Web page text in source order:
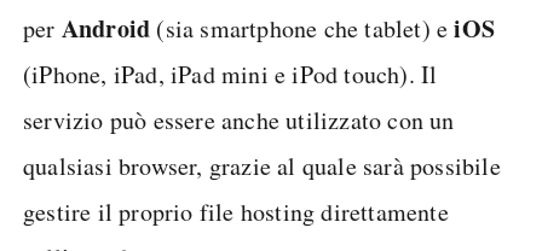
per Android (sia smartphone che tablet) eiOS
(iPhone, iPad, iPad mini e iPod touch). Il
servizio può essere anche utilizzato con un
qualsiasi browser, grazie al quale sarà possibile
gestire il proprio file hosting direttamente